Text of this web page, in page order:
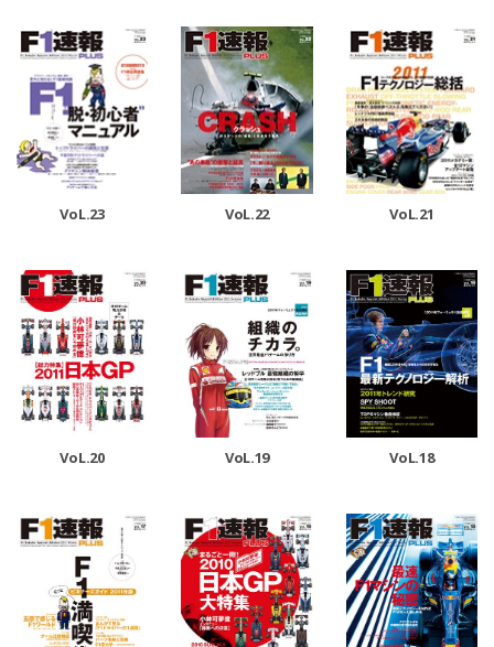
VoL.23 VoL.22 VoL.21
VoL.20 VoL.19 VoL.18